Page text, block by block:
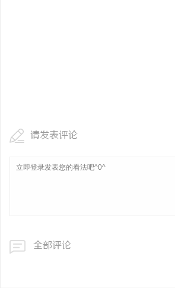
请发表评论
全部评论